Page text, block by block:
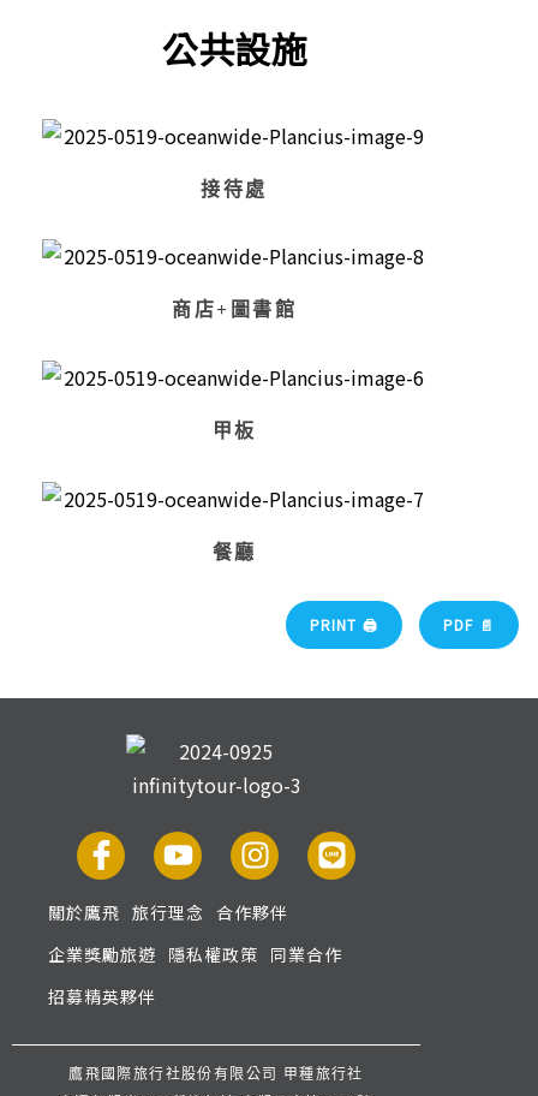
公共設施
接待處
商店+圖書館
甲板
餐廳
PRINT 🖨 PDF 📄
關於鷹飛 旅行理念 合作夥伴
企業獎勵旅遊 隱私權政策 同業合作
招募精英夥伴
鷹飛國際旅行社股份有限公司 甲種旅行社